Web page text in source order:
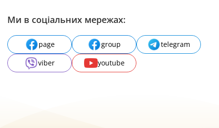
Ми в соціальних мережах:
page group
telegram
viber
youtube